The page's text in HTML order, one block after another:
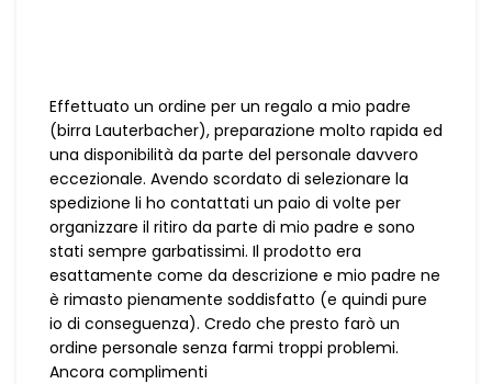
Effettuato un ordine per un regalo a mio padre
(birra Lauterbacher), preparazione molto rapida ed
una disponibilità da parte del personale davvero
eccezionale. Avendo scordato di selezionare la
spedizione li ho contattati un paio di volte per
organizzare il ritiro da parte di mio padre e sono
stati sempre garbatissimi. Il prodotto era
esattamente come da descrizione e mio padre ne
è rimasto pienamente soddisfatto (e quindi pure
io di conseguenza). Credo che presto farò un
ordine personale senza farmi troppi problemi.
Ancora complimenti